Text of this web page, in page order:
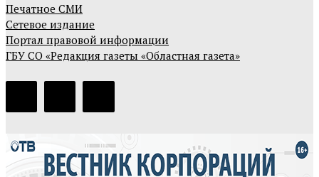
Печатное СМИ
Сетевое издание
Портал правовой информации
ГБУ СО «Редакция газеты «Областная газета»